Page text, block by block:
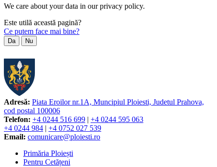
We care about your data in our privacy policy.
Este utilă această pagină?
Ce putem face mai bine?
Da Nu
Adresă: Piata Eroilor nr.1A, Muncipiul Ploiesti, Judetul Prahova,
cod postal 100006
Telefon: +4 0244 516 699 | +4 0244 595 063
+4 0244 984 | +4 0752 027 539
Email: comunicare@ploiesti.ro
Primăria Ploiești
Pentru Cetățeni